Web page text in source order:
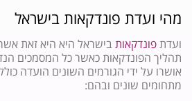
מהי ועדת פונדקאות בישראל
ועדתפונדקאותבישראל היא היא זאת
תהליך הפונדקאות כאשר כל המסמכים
אושרו על ידי הגורמים השונים הועדה
מתחומים שונים ובהם: